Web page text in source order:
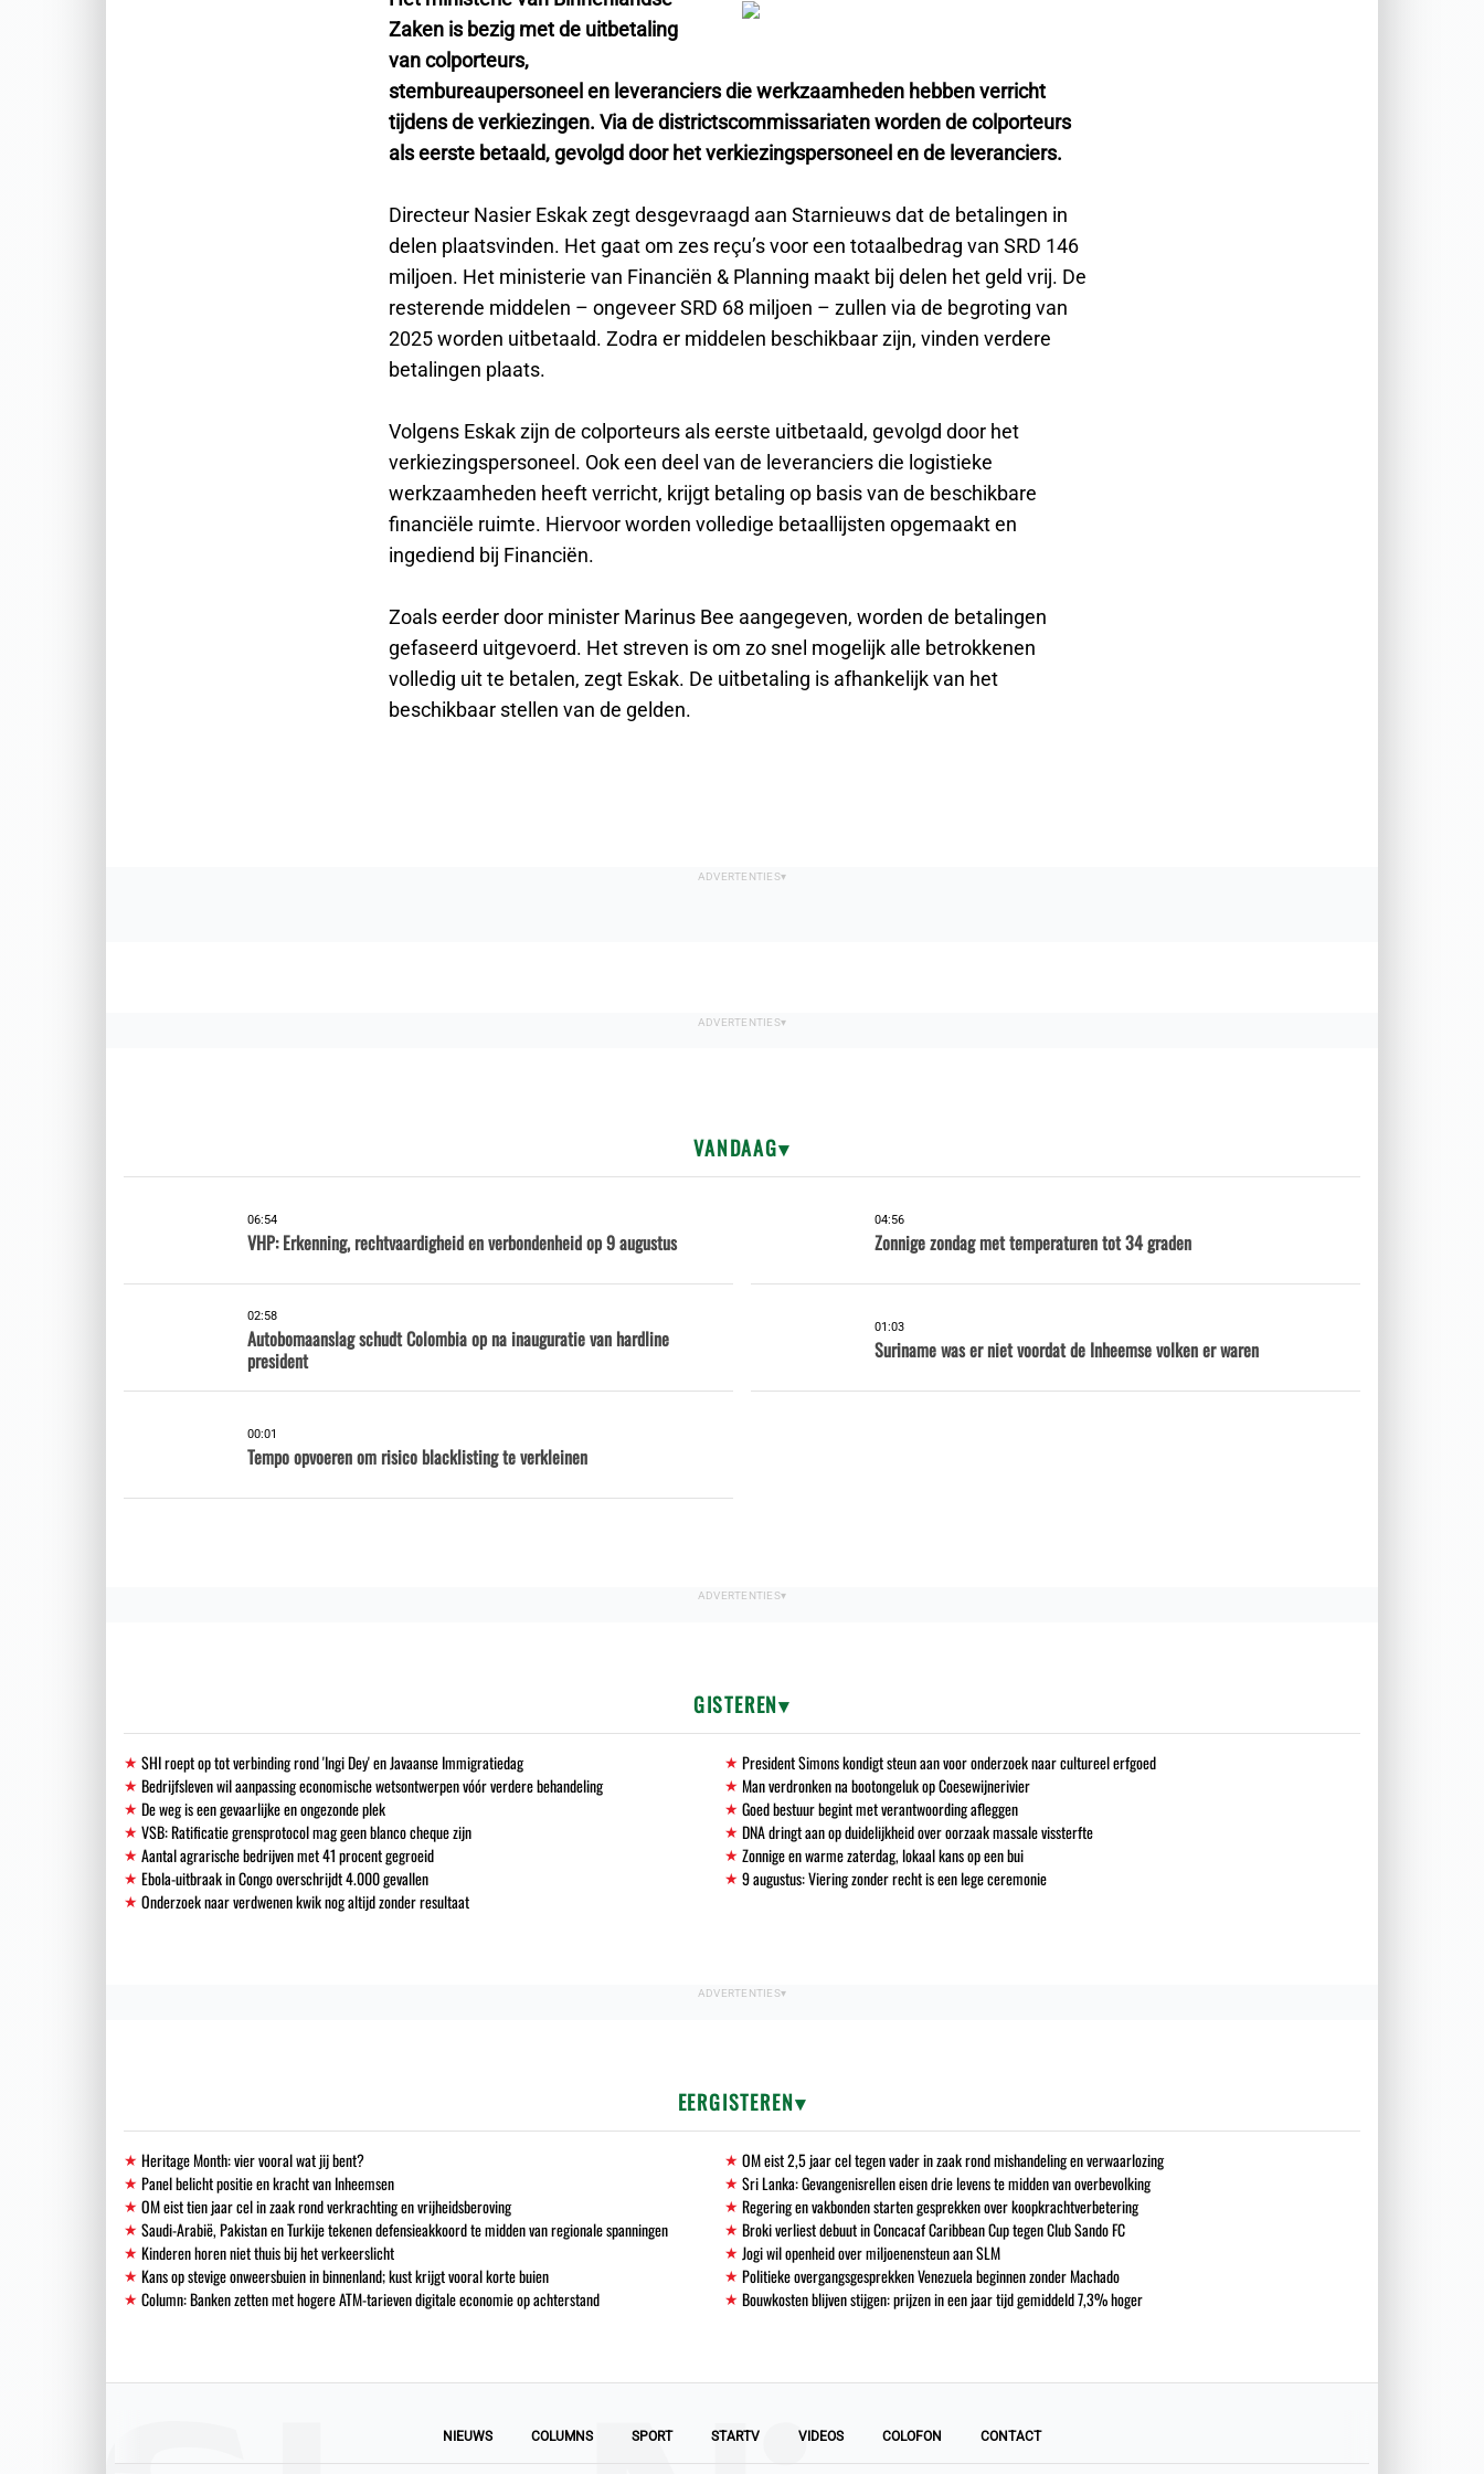
Zaken is bezig met de uitbetaling
van colporteurs,
stembureaupersoneel en leveranciers die werkzaamheden hebben verricht
tijdens de verkiezingen. Via de districtscommissariaten worden de colporteurs
als eerste betaald, gevolgd door het verkiezingspersoneel en de leveranciers.
Directeur Nasier Eskak zegt desgevraagd aan Starnieuws dat de betalingen in
delen plaatsvinden. Het gaat om zes reçu’s voor een totaalbedrag van SRD 146
miljoen. Het ministerie van Financiën & Planning maakt bij delen het geld vrij. De
resterende middelen – ongeveer SRD 68 miljoen – zullen via de begroting van
2025 worden uitbetaald. Zodra er middelen beschikbaar zijn, vinden verdere
betalingen plaats.
Volgens Eskak zijn de colporteurs als eerste uitbetaald, gevolgd door het
verkiezingspersoneel. Ook een deel van de leveranciers die logistieke
werkzaamheden heeft verricht, krijgt betaling op basis van de beschikbare
financiële ruimte. Hiervoor worden volledige betaallijsten opgemaakt en
ingediend bij Financiën.
Zoals eerder door minister Marinus Bee aangegeven, worden de betalingen
gefaseerd uitgevoerd. Het streven is om zo snel mogelijk alle betrokkenen
volledig uit te betalen, zegt Eskak. De uitbetaling is afhankelijk van het
beschikbaar stellen van de gelden.
VANDAAG
06:54
VHP: Erkenning, rechtvaardigheid en verbondenheid op 9 augustus
04:56
Zonnige zondag met temperaturen tot 34 graden
02:58
Autobomaanslag schudt Colombia op na inauguratie van hardline
president
01:03
Suriname was er niet voordat de Inheemse volken er waren
00:01
Tempo opvoeren om risico blacklisting te verkleinen
GISTEREN
SHI roept op tot verbinding rond 'Ingi Dey' en Javaanse Immigratiedag
President Simons kondigt steun aan voor onderzoek naar cultureel erfgoed
Bedrijfsleven wil aanpassing economische wetsontwerpen vóór verdere behandeling
Man verdronken na bootongeluk op Coesewijnerivier
De weg is een gevaarlijke en ongezonde plek
Goed bestuur begint met verantwoording afleggen
VSB: Ratificatie grensprotocol mag geen blanco cheque zijn
DNA dringt aan op duidelijkheid over oorzaak massale vissterfte
Aantal agrarische bedrijven met 41 procent gegroeid
Zonnige en warme zaterdag, lokaal kans op een bui
Ebola-uitbraak in Congo overschrijdt 4.000 gevallen
9 augustus: Viering zonder recht is een lege ceremonie
Onderzoek naar verdwenen kwik nog altijd zonder resultaat
EERGISTEREN
Heritage Month: vier vooral wat jij bent?
OM eist 2,5 jaar cel tegen vader in zaak rond mishandeling en verwaarlozing
Panel belicht positie en kracht van Inheemsen
Sri Lanka: Gevangenisrellen eisen drie levens te midden van overbevolking
OM eist tien jaar cel in zaak rond verkrachting en vrijheidsberoving
Regering en vakbonden starten gesprekken over koopkrachtverbetering
Saudi-Arabië, Pakistan en Turkije tekenen defensieakkoord te midden van regionale spanningen
Broki verliest debuut in Concacaf Caribbean Cup tegen Club Sando FC
Kinderen horen niet thuis bij het verkeerslicht
Jogi wil openheid over miljoenensteun aan SLM
Kans op stevige onweersbuien in binnenland; kust krijgt vooral korte buien
Politieke overgangsgesprekken Venezuela beginnen zonder Machado
Column: Banken zetten met hogere ATM-tarieven digitale economie op achterstand
Bouwkosten blijven stijgen: prijzen in een jaar tijd gemiddeld 7,3% hoger
NIEUWS COLUMNS SPORT STARTV VIDEOS COLOFON CONTACT